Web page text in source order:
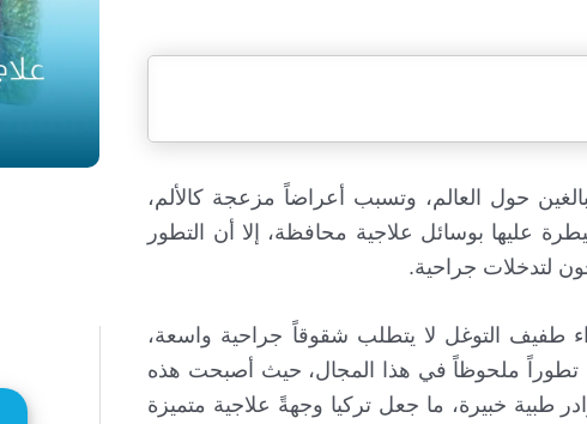
حول العالم، وتسبب أعراضاً مزعجة كالألم،
عليها بوسائل علاجية محافظة، إلا أن التطور
لتدخلات جراحية.
طفيف التوغل لا يتطلب شقوقاً جراحية واسعة،
تطوراً ملحوظاً في هذا المجال، حيث أصبحت هذه
خبيرة، ما جعل تركيا وجهةً علاجية متميزة